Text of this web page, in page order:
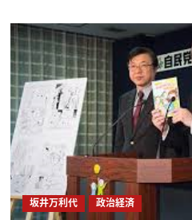
坂井万利代 政治経済